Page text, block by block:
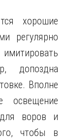
хорошие
регулярно
допоздна
Вполне
освещение
воров и
чтобы в